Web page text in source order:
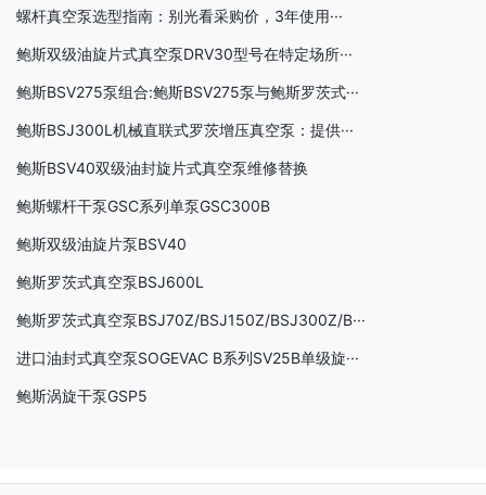
螺杆真空泵选型指南：别光看采购价，3年使用···
鲍斯双级油旋片式真空泵DRV30型号在特定场所···
鲍斯BSV275泵组合:鲍斯BSV275泵与鲍斯罗茨式···
鲍斯BSJ300L机械直联式罗茨增压真空泵：提供···
鲍斯BSV40双级油封旋片式真空泵维修替换
鲍斯螺杆干泵GSC系列单泵GSC300B
鲍斯双级油旋片泵BSV40
鲍斯罗茨式真空泵BSJ600L
鲍斯罗茨式真空泵BSJ70Z/BSJ150Z/BSJ300Z/B···
进口油封式真空泵SOGEVAC B系列SV25B单级旋···
鲍斯涡旋干泵GSP5